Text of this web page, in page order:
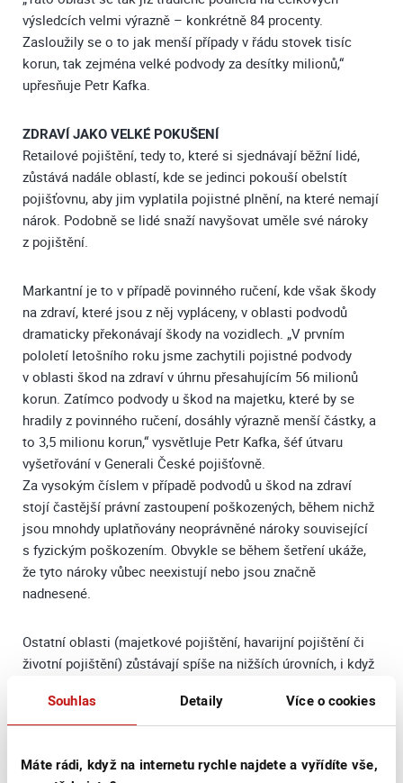
Souhlas Detaily Více o cookies
Máte rádi, když na internetu rychle najdete a vyřídíte vše,
výsledcích velmi výrazně – konkrétně 84 procenty.
Zasloužily se o to jak menší případy v řádu stovek tisíc
korun, tak zejména velké podvody za desítky milionů,“
upřesňuje Petr Kafka.
ZDRAVÍ JAKO VELKÉ POKUŠENÍ
Retailové pojištění, tedy to, které si sjednávají běžní lidé,
zůstává nadále oblastí, kde se jedinci pokouší obelstít
pojišťovnu, aby jim vyplatila pojistné plnění, na které nemají
nárok. Podobně se lidé snaží navyšovat uměle své nároky
z pojištění.
Markantní je to v případě povinného ručení, kde však škody
na zdraví, které jsou z něj vypláceny, v oblasti podvodů
dramaticky překonávají škody na vozidlech. „V prvním
pololetí letošního roku jsme zachytili pojistné podvody
v oblasti škod na zdraví v úhrnu přesahujícím 56 milionů
korun. Zatímco podvody u škod na majetku, které by se
hradily z povinného ručení, dosáhly výrazně menší částky, a
to 3,5 milionu korun,“ vysvětluje Petr Kafka, šéf útvaru
vyšetřování v Generali České pojišťovně.
Za vysokým číslem v případě podvodů u škod na zdraví
stojí častější právní zastoupení poškozených, během nichž
jsou mnohdy uplatňovány neoprávněné nároky související
s fyzickým poškozením. Obvykle se během šetření ukáže,
že tyto nároky vůbec neexistují nebo jsou značně
nadnesené.
Ostatní oblasti (majetkové pojištění, havarijní pojištění či
životní pojištění) zůstávají spíše na nižších úrovních, i když
pojišťovny odhalili například u havarijního pojištění –
konkrétně v oblasti krádeže vozidel jde o dvojnásobné